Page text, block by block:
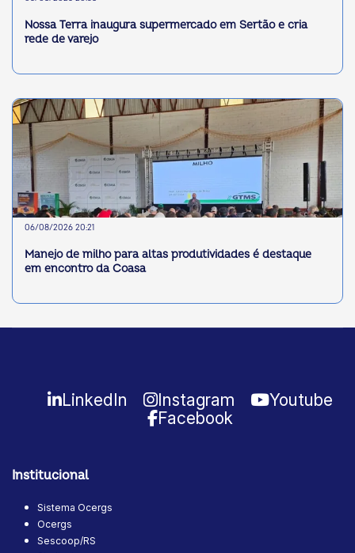
Nossa Terra inaugura supermercado em Sertão e cria
rede de varejo
06/08/2026 20:21
Manejo de milho para altas produtividades é destaque
em encontro da Coasa
LinkedIn Instagram
Youtube
Facebook
Institucional
Sistema Ocergs
Ocergs
Sescoop/RS